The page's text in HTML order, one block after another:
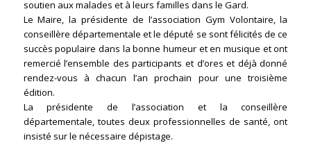
soutien aux malades et à leurs familles dans le Gard.
Le Maire, la présidente de l’association Gym Volontaire, la
conseillère départementale et le député se sont félicités de ce
succès populaire dans la bonne humeur et en musique et ont
remercié l’ensemble des participants et d’ores et déjà donné
rendez-vous à chacun l’an prochain pour une troisième
édition.
La présidente de l’association et la conseillère
départementale, toutes deux professionnelles de santé, ont
insisté sur le nécessaire dépistage.